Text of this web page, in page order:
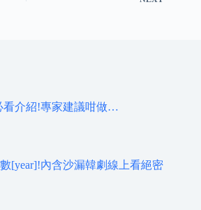
看介紹!專家建議咁做…
[year]!內含沙漏韓劇線上看絕密